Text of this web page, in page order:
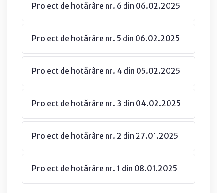
Proiect de hotărâre nr. 6 din 06.02.2025
Proiect de hotărâre nr. 5 din 06.02.2025
Proiect de hotărâre nr. 4 din 05.02.2025
Proiect de hotărâre nr. 3 din 04.02.2025
Proiect de hotărâre nr. 2 din 27.01.2025
Proiect de hotărâre nr. 1 din 08.01.2025